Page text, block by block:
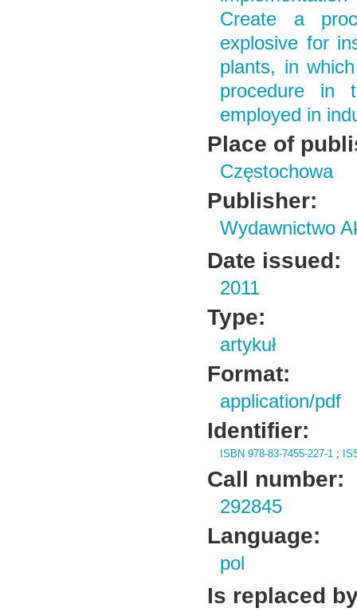
Create a
explosive for
plants, in
procedure in
employed in
Place of
Częstochowa
Publisher:
Wydawnictwo
Date issued:
2011
Type:
artykuł
Format:
application/pdf
Identifier:
ISBN 978-83-7455-227-1 ;
Call number:
292845
Language:
pol
Is replaced